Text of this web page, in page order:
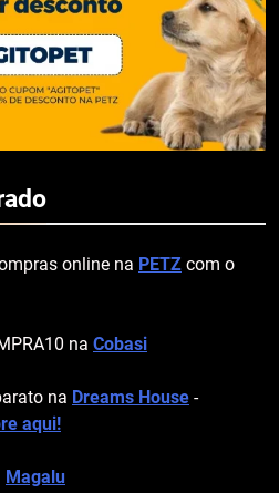
online na PETZ com o
na Cobasi
na Dreams House -
aqui!
Magalu